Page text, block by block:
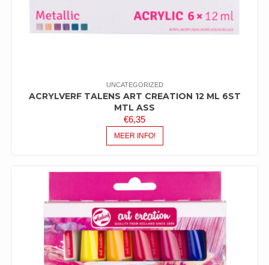
UNCATEGORIZED
ACRYLVERF TALENS ART CREATION 12 ML 6ST
MTL ASS
€6,35
MEER INFO!